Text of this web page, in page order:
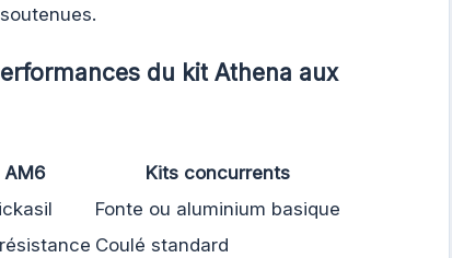
du kit Athena aux
AM6
Kits concurrents
Fonte ou aluminium basique
Coulé standard